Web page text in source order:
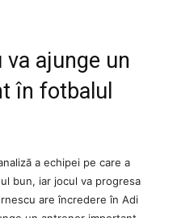
va ajunge un
în fotbalul
a echipei pe care a
bun, iar jocul va progresa
are încredere în Adi